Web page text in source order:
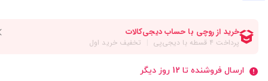
ارسال فروشنده تا 12 روز دیگر